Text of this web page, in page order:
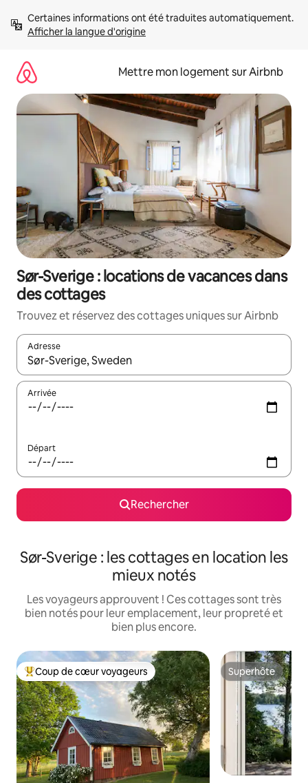
directement
Afficher la langue d'origine
Mettre mon logement sur Airbnb
Sør-Sverige : locations de vacances dans
des cottages
Trouvez et réservez des cottages uniques sur Airbnb
Adresse
Lorsque les résultats s'affichent, utilisez les flèches vers le
Arrivée
Départ
Rechercher
Sør-Sverige : les cottages en location les
mieux notés
Les voyageurs approuvent ! Ces cottages sont très
bien notés pour leur emplacement, leur propreté et
bien plus encore.
Coups de cœur voyageurs les plus appréciés
Coup de cœur voyageurs Superhôte
Superhôte